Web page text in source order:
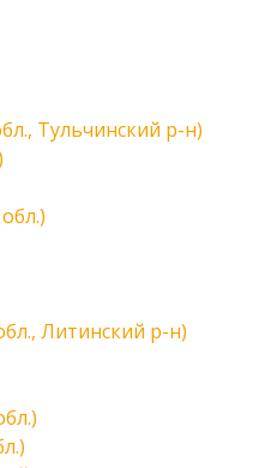
Тульчинский р-н)
Литинский р-н)